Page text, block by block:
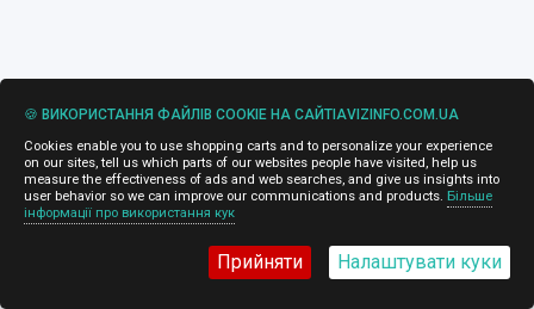
🍪 ВИКОРИСТАННЯ ФАЙЛІВ COOKIE НА САЙТІAVIZINFO.COM.UA
Cookies enable you to use shopping carts and to personalize your experience
on our sites, tell us which parts of our websites people have visited, help us
measure the effectiveness of ads and web searches, and give us insights into
user behavior so we can improve our communications and products. Більше
інформації про використання кук
Прийняти Налаштувати куки